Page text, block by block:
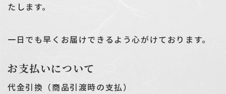
たします。
一日でも早くお届けできるよう心がけております。
お支払いについて
代金引換（商品引渡時の支払）